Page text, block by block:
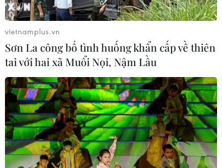
vietnamplus.vn
Sơn La công bố tình huống khẩn cấp về thiên
tai với hai xã Muổi Nọi, Nậm Lầu